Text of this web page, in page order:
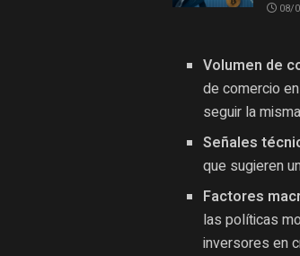
08/
Volumen de
de comercio
seguir la
Señales
que sugieren
Factores
las políticas
inversores en